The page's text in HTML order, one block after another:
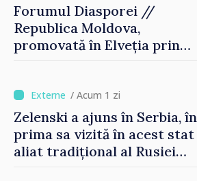
Forumul Diasporei //
Republica Moldova,
promovată în Elveția prin
/ Acum 1 zi
Zelenski a ajuns în Serbia, în
prima sa vizită în acest stat
aliat tradițional al Rusiei